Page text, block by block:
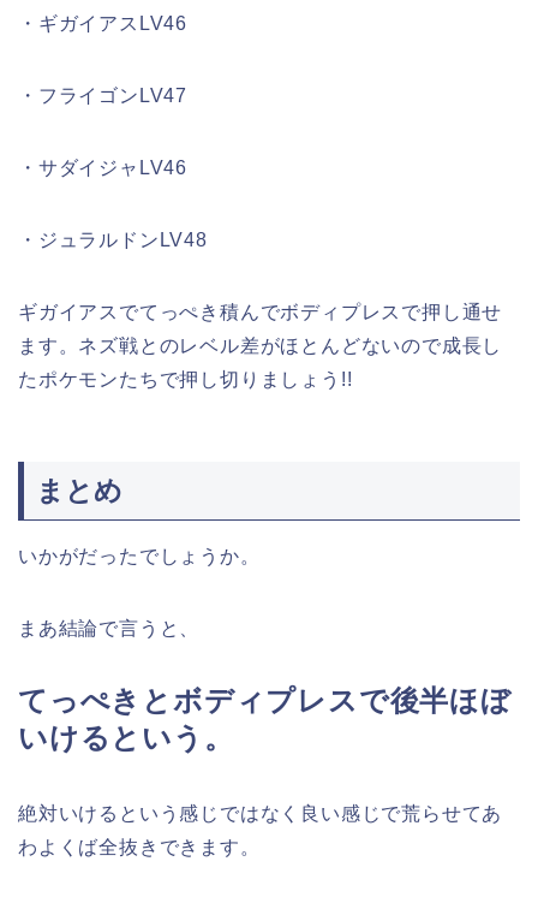
・ギガイアスLV46
・フライゴンLV47
・サダイジャLV46
・ジュラルドンLV48
ギガイアスでてっぺき積んでボディプレスで押し通せ
ます。ネズ戦とのレベル差がほとんどないので成長し
たポケモンたちで押し切りましょう!!
まとめ
いかがだったでしょうか。
まあ結論で言うと、
てっぺきとボディプレスで後半ほぼ
いけるという。
絶対いけるという感じではなく良い感じで荒らせてあ
わよくば全抜きできます。